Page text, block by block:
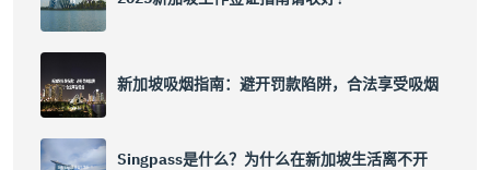
新加坡吸烟指南：避开罚款陷阱，合法享受吸烟
Singpass是什么？为什么在新加坡生活离不开